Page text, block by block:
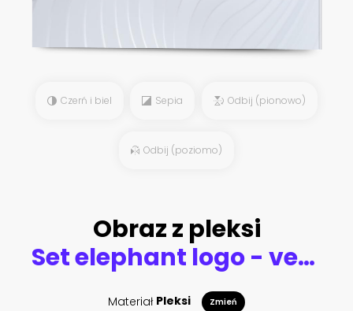
Czerń i biel Sepia Odbij (pionowo)
Odbij (poziomo)
Obraz z pleksi
Set elephant logo - vector illustration, emblem design
Materiał Pleksi Zmień